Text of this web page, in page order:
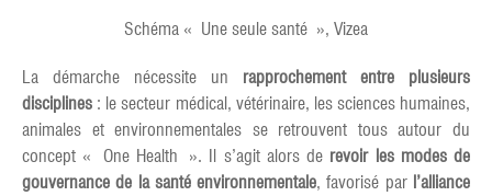
Schéma « Une seule santé », Vizea
La démarche nécessite un rapprochement entre plusieurs
disciplines : le secteur médical, vétérinaire, les sciences humaines,
animales et environnementales se retrouvent tous autour du
concept « One Health ». Il s’agit alors de revoir les modes de
gouvernance de la santé environnementale, favorisé par l’alliance